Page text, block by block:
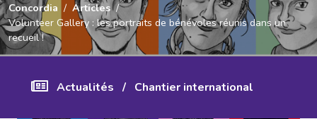
Concordia
Articles
Volunteer Gallery : les portraits de bénévoles réunis dans un
recueil !
Actualités / Chantier international